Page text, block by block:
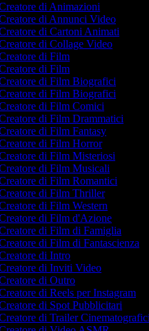
di Animazioni
di Annunci Video
di Cartoni Animati
di Collage Video
di Film
di Film
di Film Biografici
di Film Biografici
di Film Comici
di Film Drammatici
di Film Fantasy
di Film Horror
di Film Misteriosi
di Film Musicali
di Film Romantici
di Film Thriller
di Film Western
di Film d'Azione
di Film di Famiglia
di Film di Fantascienza
di Intro
di Inviti Video
di Outro
di Reels per Instagram
di Spot Pubblicitari
di Trailer Cinematografici